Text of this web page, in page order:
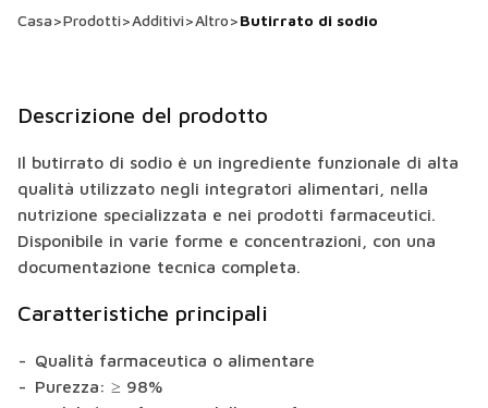
Casa>Prodotti>Additivi>Altro>Butirrato di sodio
Descrizione del prodotto
Il butirrato di sodio è un ingrediente funzionale di alta
qualità utilizzato negli integratori alimentari, nella
nutrizione specializzata e nei prodotti farmaceutici.
Disponibile in varie forme e concentrazioni, con una
documentazione tecnica completa.
Caratteristiche principali
Qualità farmaceutica o alimentare
Purezza: ≥ 98%